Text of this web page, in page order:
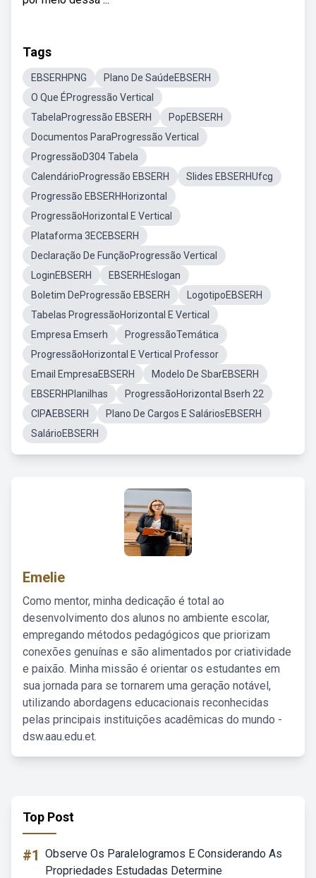
Tags
EBSERHPNG
Plano De SaúdeEBSERH
O Que ÉProgressão Vertical
TabelaProgressão EBSERH
PopEBSERH
Documentos ParaProgressão Vertical
ProgressãoD304 Tabela
CalendárioProgressão EBSERH
Slides EBSERHUfcg
Progressão EBSERHHorizontal
ProgressãoHorizontal E Vertical
Plataforma 3ECEBSERH
Declaração De FunçãoProgressão Vertical
LoginEBSERH
EBSERHEslogan
Boletim DeProgressão EBSERH
LogotipoEBSERH
Tabelas ProgressãoHorizontal E Vertical
Empresa Emserh
ProgressãoTemática
ProgressãoHorizontal E Vertical Professor
Email EmpresaEBSERH
Modelo De SbarEBSERH
EBSERHPlanilhas
ProgressãoHorizontal Bserh 22
CIPAEBSERH
Plano De Cargos E SaláriosEBSERH
SalárioEBSERH
Emelie
Como mentor, minha dedicação é total ao
desenvolvimento dos alunos no ambiente escolar,
empregando métodos pedagógicos que priorizam
conexões genuínas e são alimentados por criatividade
e paixão. Minha missão é orientar os estudantes em
sua jornada para se tornarem uma geração notável,
utilizando abordagens educacionais reconhecidas
pelas principais instituições acadêmicas do mundo -
dsw.aau.edu.et.
Top Post
#1 Observe Os Paralelogramos E Considerando As
Propriedades Estudadas Determine